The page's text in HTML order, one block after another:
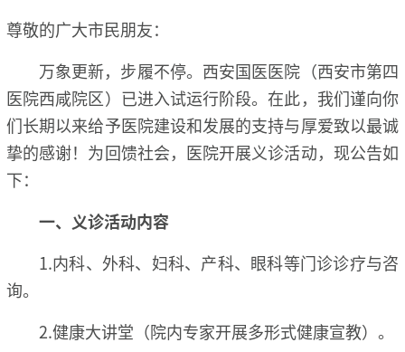
尊敬的广大市民朋友：
万象更新，步履不停。西安国医医院（西安市第四
医院西咸院区）已进入试运行阶段。在此，我们谨向你
们长期以来给予医院建设和发展的支持与厚爱致以最诚
挚的感谢！为回馈社会，医院开展义诊活动，现公告如
下：
一、义诊活动内容
1.内科、外科、妇科、产科、眼科等门诊诊疗与咨
询。
2.健康大讲堂（院内专家开展多形式健康宣教）。